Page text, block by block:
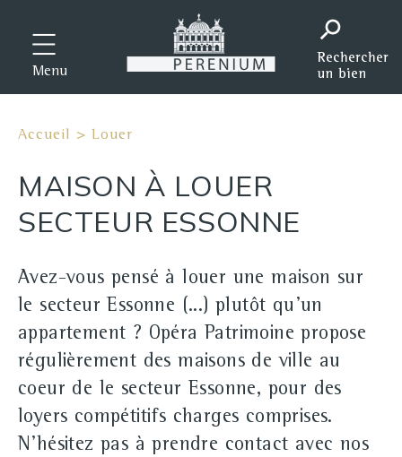
Menu
Accueil > Louer
MAISON À LOUER
SECTEUR ESSONNE
Avez-vous pensé à louer une maison sur
le secteur Essonne (...) plutôt qu'un
appartement ? Opéra Patrimoine propose
régulièrement des maisons de ville au
coeur de le secteur Essonne, pour des
loyers compétitifs charges comprises.
N'hésitez pas à prendre contact avec nos